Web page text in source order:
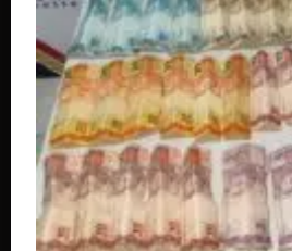
Anuncie
aqui
Faça sua
Denuncia
Politica de
privacidade